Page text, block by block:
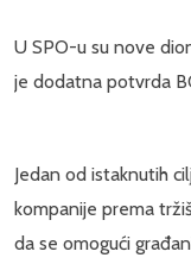
U SPO-u su nove
je dodatna potvrda
Jedan od istaknutih
kompanije prema
da se omogući